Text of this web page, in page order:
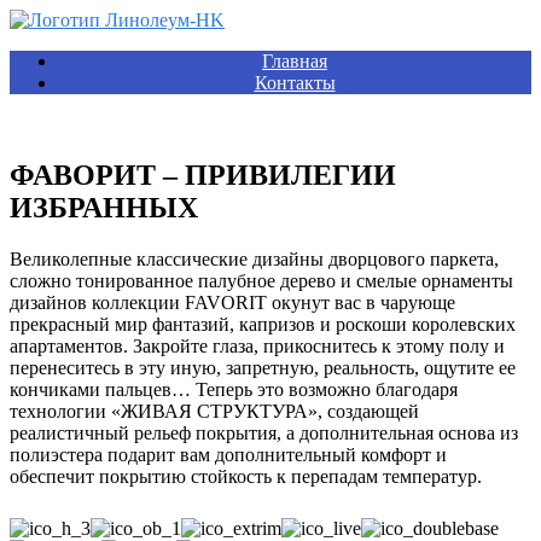
Главная
Контакты
ФАВОРИТ – ПРИВИЛЕГИИ
ИЗБРАННЫХ
Великолепные классические дизайны дворцового паркета,
сложно тонированное палубное дерево и смелые орнаменты
дизайнов коллекции FAVORIT окунут вас в чарующе
прекрасный мир фантазий, капризов и роскоши королевских
апартаментов. Закройте глаза, прикоснитесь к этому полу и
перенеситесь в эту иную, запретную, реальность, ощутите ее
кончиками пальцев… Теперь это возможно благодаря
технологии «ЖИВАЯ СТРУКТУРА», создающей
реалистичный рельеф покрытия, а дополнительная основа из
полиэстера подарит вам дополнительный комфорт и
обеспечит покрытию стойкость к перепадам температур.